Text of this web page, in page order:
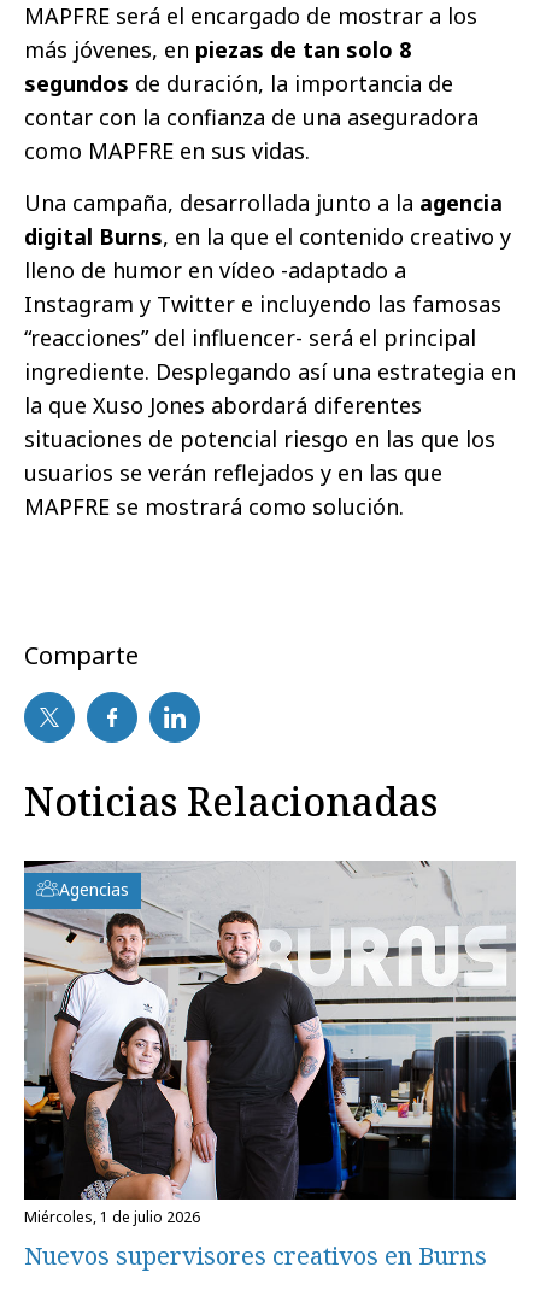
MAPFRE será el encargado de mostrar a los
más jóvenes, en piezas de tan solo 8
segundos de duración, la importancia de
contar con la confianza de una aseguradora
como MAPFRE en sus vidas.
Una campaña, desarrollada junto a la agencia
digital Burns, en la que el contenido creativo y
lleno de humor en vídeo -adaptado a
Instagram y Twitter e incluyendo las famosas
“reacciones” del influencer- será el principal
ingrediente. Desplegando así una estrategia en
la que Xuso Jones abordará diferentes
situaciones de potencial riesgo en las que los
usuarios se verán reflejados y en las que
MAPFRE se mostrará como solución.
Comparte
Noticias Relacionadas
Agencias
miércoles, 1 de julio 2026
Nuevos supervisores creativos en Burns